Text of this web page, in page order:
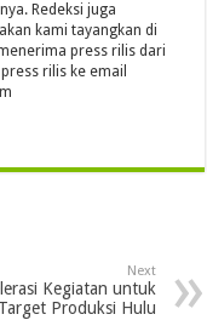
Redeksi juga
kami tayangkan di
press rilis dari
rilis ke email
Next
Kegiatan untuk
Produksi Hulu